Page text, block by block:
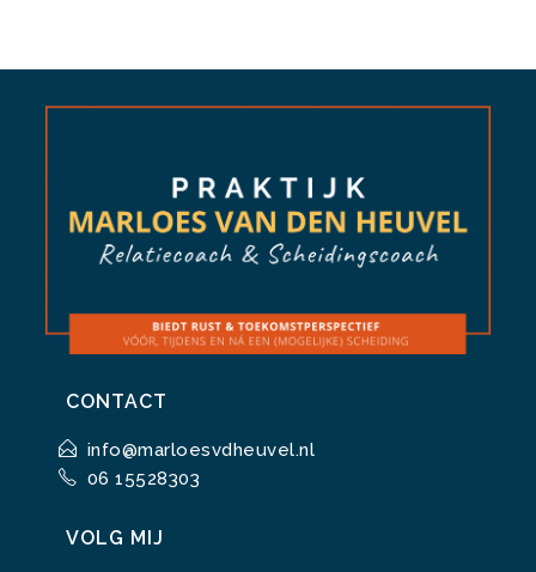
CONTACT
info@marloesvdheuvel.nl
06 15528303
VOLG MIJ